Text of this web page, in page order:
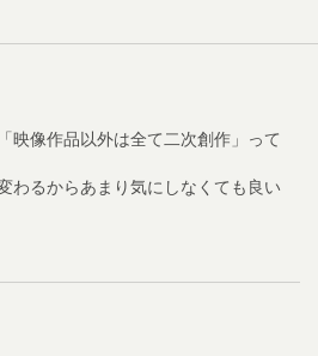
映像作品以外は全て二次創作」って
わるからあまり気にしなくても良い